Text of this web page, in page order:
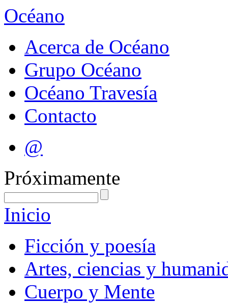
Océano
Acerca de Océano
Grupo Océano
Océano Travesía
Contacto
@
Próximamente
Inicio
Ficción y poesía
Artes, ciencias y
Cuerpo y Mente